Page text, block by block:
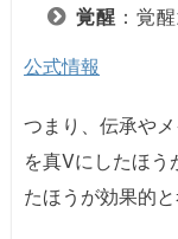
覚醒 ：覚
公式情報
つまり、伝承や
を真Vにしたほ
たほうが効果的と